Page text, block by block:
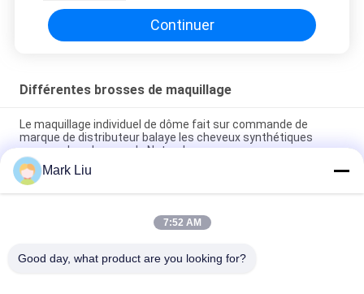
Continuer
Différentes brosses de maquillage
Le maquillage individuel de dôme fait sur commande de
marque de distributeur balaye les cheveux synthétiques
mous ou les cheveux de Natrual
XGF Pinceaux de Maquillage Individuels Brosse Kabuki Visage
Conique en Poils de Chèvre avec Manche en Ebène Nature
Le petit maquillage individuel plat de brosses/tampon de
Mark Liu
7:52 AM
Good day, what product are you looking for?